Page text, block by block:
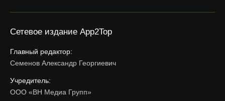
Сетевое издание App2Top
Главный редактор:
Семенов Александр Георгиевич
Учредитель:
ООО «ВН Медиа Групп»